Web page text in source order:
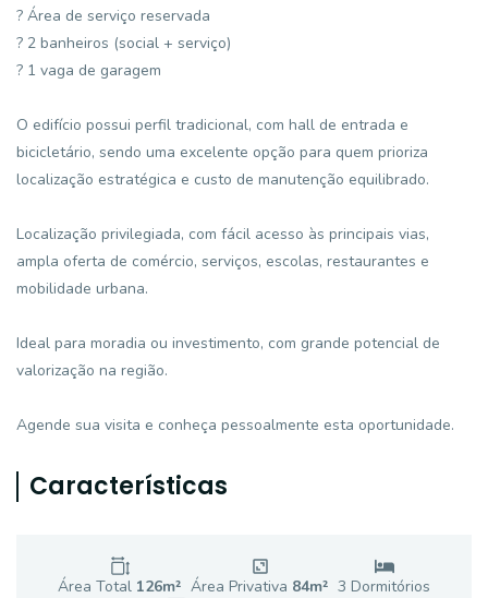
? Área de serviço reservada
? 2 banheiros (social + serviço)
? 1 vaga de garagem
O edifício possui perfil tradicional, com hall de entrada e
bicicletário, sendo uma excelente opção para quem prioriza
localização estratégica e custo de manutenção equilibrado.
Localização privilegiada, com fácil acesso às principais vias,
ampla oferta de comércio, serviços, escolas, restaurantes e
mobilidade urbana.
Ideal para moradia ou investimento, com grande potencial de
valorização na região.
Agende sua visita e conheça pessoalmente esta oportunidade.
Características
Área Total 126m² Área Privativa 84m² 3 Dormitórios